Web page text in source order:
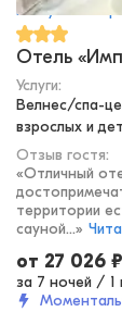
Республика
Отель
Услуги:
Велнес/спа-
взрослых и
Отзыв гостя:
«Отличный
территории
сауной...»
от 27 026 ₽
за 7 ночей / 1